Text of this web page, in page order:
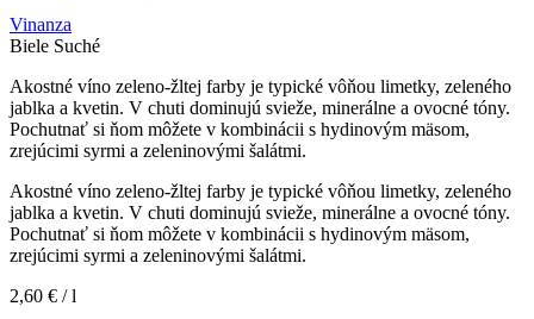
Vinanza
Biele Suché
Akostné víno zeleno-žltej farby je typické vôňou limetky, zeleného
jablka a kvetin. V chuti dominujú svieže, minerálne a ovocné tóny.
Pochutnať si ňom môžete v kombinácii s hydinovým mäsom,
zrejúcimi syrmi a zeleninovými šalátmi.
Akostné víno zeleno-žltej farby je typické vôňou limetky, zeleného
jablka a kvetin. V chuti dominujú svieže, minerálne a ovocné tóny.
Pochutnať si ňom môžete v kombinácii s hydinovým mäsom,
zrejúcimi syrmi a zeleninovými šalátmi.
2,60 € / l